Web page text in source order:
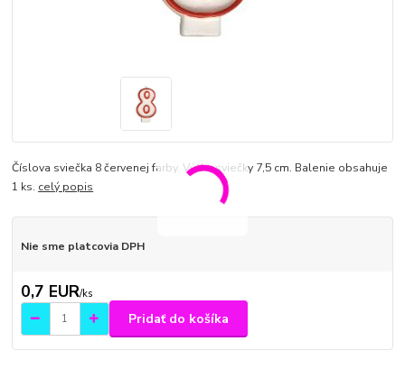
Číslova sviečka 8 červenej farby. Výška sviečky 7,5 cm. Balenie obsahuje
1 ks. celý popis
Nie sme platcovia DPH
0,7 EUR/ks
Pridať do košíka